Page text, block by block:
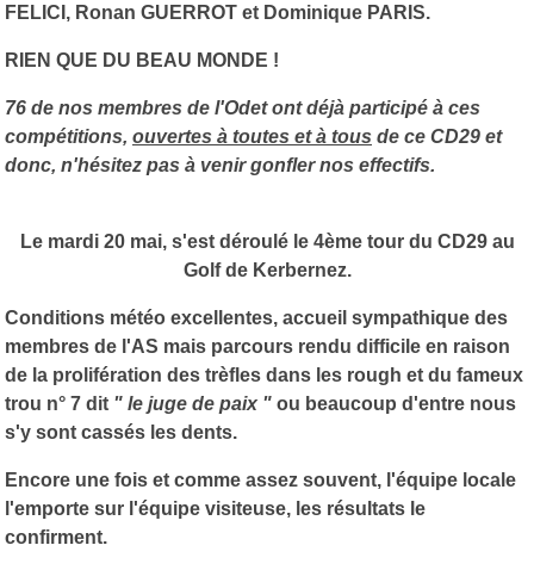
FELICI, Ronan GUERROT et Dominique PARIS.
RIEN QUE DU BEAU MONDE !
76 de nos membres de l'Odet ont déjà participé à ces
compétitions, ouvertes à toutes et à tous de ce CD29 et
donc, n'hésitez pas à venir gonfler nos effectifs.
Le mardi 20 mai, s'est déroulé le 4ème tour du CD29 au
Golf de Kerbernez.
Conditions météo excellentes, accueil sympathique des
membres de l'AS mais parcours rendu difficile en raison
de la prolifération des trèfles dans les rough et du fameux
trou n° 7 dit " le juge de paix " ou beaucoup d'entre nous
s'y sont cassés les dents.
Encore une fois et comme assez souvent, l'équipe locale
l'emporte sur l'équipe visiteuse, les résultats le
confirment.